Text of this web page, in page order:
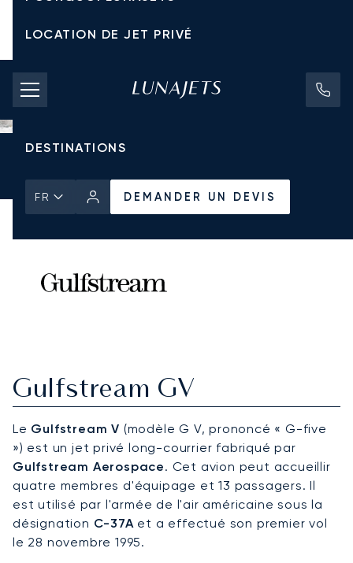
LOCATION DE JET PRIVÉ
TARIFS D'AFFRÈTEMENT
JETS PRIVÉS
DESTINATIONS
FR DEMANDER UN DEVIS
Gulfstream GV
Le Gulfstream V (modèle G V, prononcé « G-five
») est un jet privé long-courrier fabriqué par
Gulfstream Aerospace. Cet avion peut accueillir
quatre membres d'équipage et 13 passagers. Il
est utilisé par l'armée de l'air américaine sous la
désignation C-37Aet a effectué son premier vol
le 28 novembre 1995.